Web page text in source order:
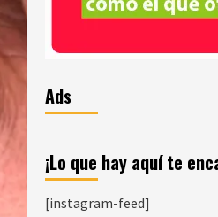
Ads
¡Lo que hay aquí te
[instagram-feed]